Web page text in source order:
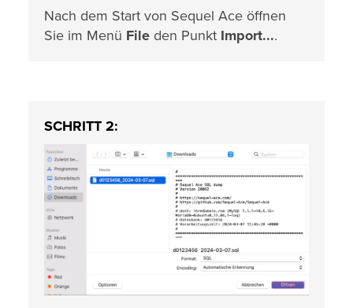
Nach dem Start von Sequel Ace öffnen
Sie im Menü File den Punkt Import....
SCHRITT 2: